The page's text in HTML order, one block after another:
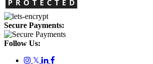
Secure Payments:
Follow Us:
𝕏